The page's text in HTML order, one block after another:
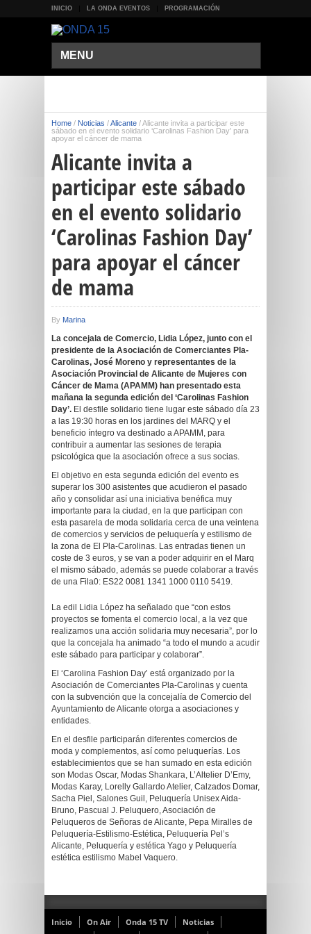
INICIO LA ONDA EVENTOS PROGRAMACIÓN
MENU
Home / Noticias /Alicante /Alicante invita a participar este
sábado en el evento solidario ‘Carolinas Fashion Day’ para
apoyar el cáncer de mama
Alicante invita a
participar este sábado
en el evento solidario
‘Carolinas Fashion Day’
para apoyar el cáncer
de mama
By Marina
La concejala de Comercio, Lidia López, junto con el
presidente de la Asociación de Comerciantes Pla-
Carolinas, José Moreno y representantes de la
Asociación Provincial de Alicante de Mujeres con
Cáncer de Mama (APAMM) han presentado esta
mañana la segunda edición del ‘Carolinas Fashion
Day’. El desfile solidario tiene lugar este sábado día 23
a las 19:30 horas en los jardines del MARQ y el
beneficio íntegro va destinado a APAMM, para
contribuir a aumentar las sesiones de terapia
psicológica que la asociación ofrece a sus socias.
El objetivo en esta segunda edición del evento es
superar los 300 asistentes que acudieron el pasado
año y consolidar así una iniciativa benéfica muy
importante para la ciudad, en la que participan con
esta pasarela de moda solidaria cerca de una veintena
de comercios y servicios de peluquería y estilismo de
la zona de El Pla-Carolinas. Las entradas tienen un
coste de 3 euros, y se van a poder adquirir en el Marq
el mismo sábado, además se puede colaborar a través
de una Fila0: ES22 0081 1341 1000 0110 5419.
La edil Lidia López ha señalado que “con estos
proyectos se fomenta el comercio local, a la vez que
realizamos una acción solidaria muy necesaria”, por lo
que la concejala ha animado “a todo el mundo a acudir
este sábado para participar y colaborar”.
El ‘Carolina Fashion Day’ está organizado por la
Asociación de Comerciantes Pla-Carolinas y cuenta
con la subvención que la concejalía de Comercio del
Ayuntamiento de Alicante otorga a asociaciones y
entidades.
En el desfile participarán diferentes comercios de
moda y complementos, así como peluquerías. Los
establecimientos que se han sumado en esta edición
son Modas Oscar, Modas Shankara, L’Altelier D’Emy,
Modas Karay, Lorelly Gallardo Atelier, Calzados Domar,
Sacha Piel, Salones Guil, Peluquería Unisex Aida-
Bruno, Pascual J. Peluquero, Asociación de
Peluqueros de Señoras de Alicante, Pepa Miralles de
Peluquería-Estilismo-Estética, Peluquería Pel’s
Alicante, Peluquería y estética Yago y Peluquería
estética estilismo Mabel Vaquero.
Inicio On Air Onda 15 TV
Noticias